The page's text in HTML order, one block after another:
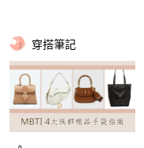
穿搭筆記